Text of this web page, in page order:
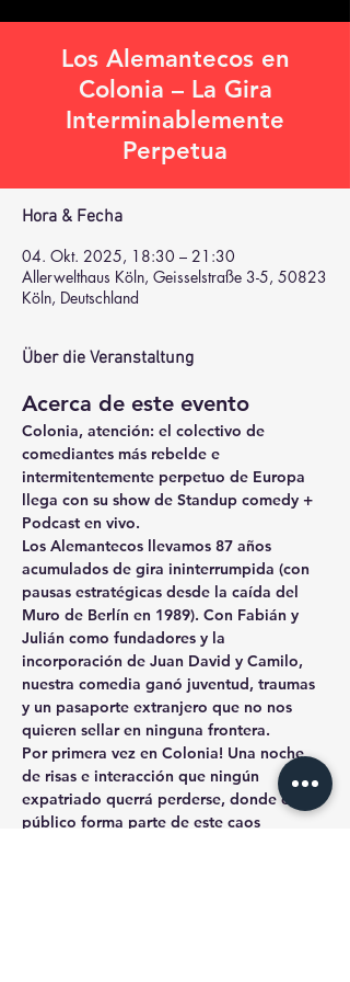
Los Alemantecos en
Colonia – La Gira
Interminablemente
Perpetua
Hora & Fecha
04. Okt. 2025, 18:30 – 21:30
Allerwelthaus Köln, Geisselstraße 3-5, 50823
Köln, Deutschland
Über die Veranstaltung
Acerca de este evento
Colonia, atención: el colectivo de
comediantes más rebelde e
intermitentemente perpetuo de Europa
llega con su show de Standup comedy +
Podcast en vivo.
Los Alemantecos llevamos 87 años
acumulados de gira ininterrumpida (con
pausas estratégicas desde la caída del
Muro de Berlín en 1989). Con Fabián y
Julián como fundadores y la
incorporación de Juan David y Camilo,
nuestra comedia ganó juventud, traumas
y un pasaporte extranjero que no nos
quieren sellar en ninguna frontera.
Por primera vez en Colonia! Una noche
de risas e interacción que ningún
expatriado querrá perderse, donde el
público forma parte de este caos